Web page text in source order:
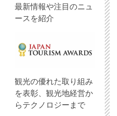
最新情報や注目のニュ
ースを紹介
観光の優れた取り組み
を表彰、観光地経営か
らテクノロジーまで